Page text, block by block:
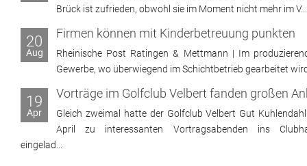
Brück ist zufrieden, obwohl sie im Moment nicht mehr im V...
20
Aug
Firmen können mit Kinderbetreuung punkten
Rheinische Post Ratingen & Mettmann | Im
Gewerbe, wo überwiegend im Schichtbetrieb gearbeitet
19
Apr
Gleich zweimal hatte der Golfclub Velbert Gut
April zu interessanten Vortragsabenden ins
eingelad...